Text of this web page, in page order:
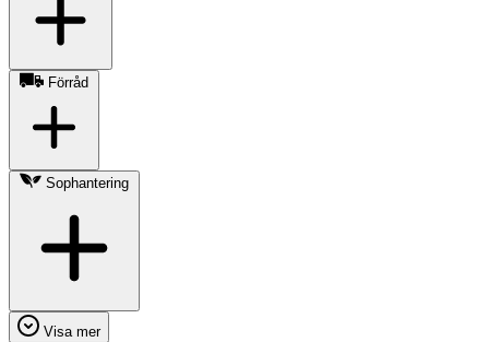
Förråd
Sophantering
Visa mer